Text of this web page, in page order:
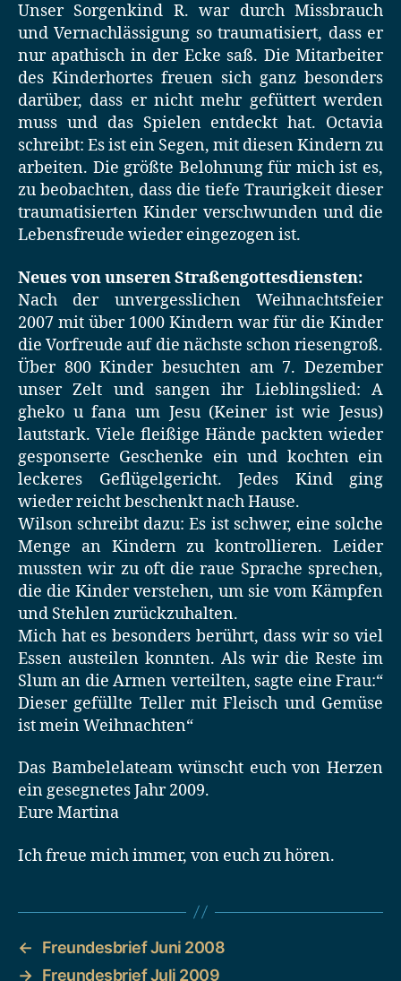
Unser Sorgenkind R. war durch Missbrauch
und Vernachlässigung so traumatisiert, dass er
nur apathisch in der Ecke saß. Die Mitarbeiter
des Kinderhortes freuen sich ganz besonders
darüber, dass er nicht mehr gefüttert werden
muss und das Spielen entdeckt hat. Octavia
schreibt: Es ist ein Segen, mit diesen Kindern zu
arbeiten. Die größte Belohnung für mich ist es,
zu beobachten, dass die tiefe Traurigkeit dieser
traumatisierten Kinder verschwunden und die
Lebensfreude wieder eingezogen ist.
Neues von unseren Straßengottesdiensten:
Nach der unvergesslichen Weihnachtsfeier
2007 mit über 1000 Kindern war für die Kinder
die Vorfreude auf die nächste schon riesengroß.
Über 800 Kinder besuchten am 7. Dezember
unser Zelt und sangen ihr Lieblingslied: A
gheko u fana um Jesu (Keiner ist wie Jesus)
lautstark. Viele fleißige Hände packten wieder
gesponserte Geschenke ein und kochten ein
leckeres Geflügelgericht. Jedes Kind ging
wieder reicht beschenkt nach Hause.
Wilson schreibt dazu: Es ist schwer, eine solche
Menge an Kindern zu kontrollieren. Leider
mussten wir zu oft die raue Sprache sprechen,
die die Kinder verstehen, um sie vom Kämpfen
und Stehlen zurückzuhalten.
Mich hat es besonders berührt, dass wir so viel
Essen austeilen konnten. Als wir die Reste im
Slum an die Armen verteilten, sagte eine Frau:“
Dieser gefüllte Teller mit Fleisch und Gemüse
ist mein Weihnachten“
Das Bambelelateam wünscht euch von Herzen
ein gesegnetes Jahr 2009.
Eure Martina
Ich freue mich immer, von euch zu hören.
←
Freundesbrief Juni 2008
→ Freundesbrief Juli 2009